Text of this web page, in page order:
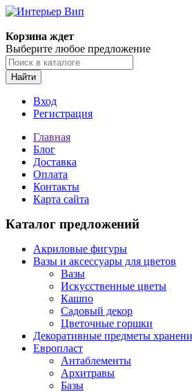
Корзина ждет
Выберите любое предложение
Найти
Вход
Регистрация
Главная
Блог
Доставка
Оплата
Контакты
Карта сайта
Каталог предложений
Акриловые фигуры
Вазы и аксессуары для цветов
Вазы
Искусственные цветы
Кашпо
Садовый декор
Цветочные горшки
Декоративные предметы
Европласт
Антаблементы
Архитравы
Базы